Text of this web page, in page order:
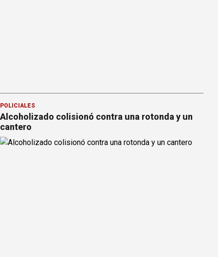
POLICIALES
Alcoholizado colisionó contra una rotonda y un
cantero